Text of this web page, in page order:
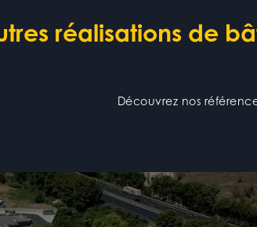
réalisations de
Découvrez nos